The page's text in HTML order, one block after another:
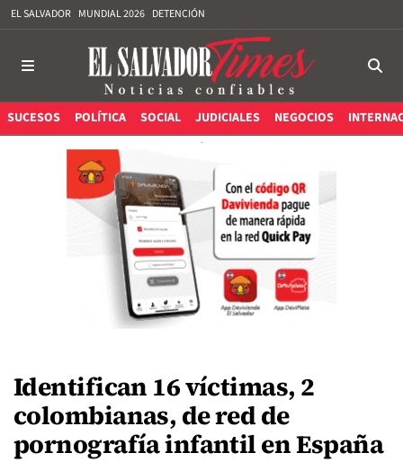
EL SALVADOR MUNDIAL 2026 DETENCIÓN
SUCESOS POLÍTICA SOCIAL JUDICIALES NEGOCIOS
Identifican 16 víctimas, 2
colombianas, de red de
pornografía infantil en España